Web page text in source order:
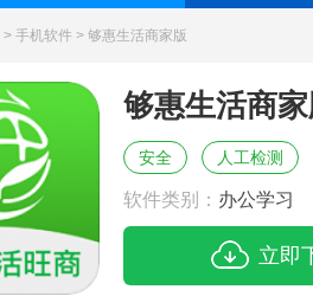
> 手机软件 > 够惠生活商家版
够惠生活商
安全 人工检测
软件类别： 办公学习
立即